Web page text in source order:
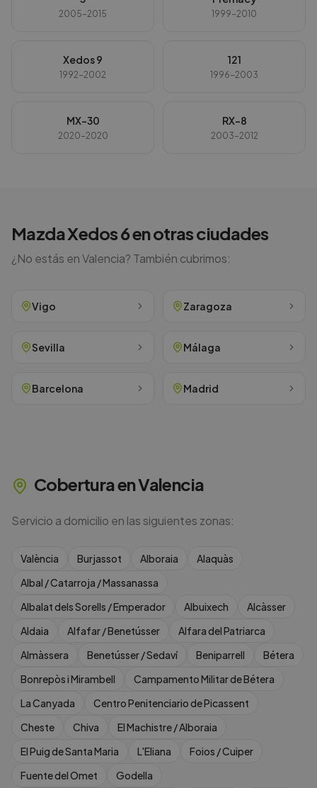
2005-2015 1999-2010
Xedos 9
1992-2002
121
1996-2003
MX-30
2020-2020
RX-8
2003-2012
MazdaXedos 6en otras ciudades
¿No estás enValencia? También cubrimos:
Vigo Zaragoza
Sevilla Málaga
Barcelona Madrid
Cobertura enValencia
Servicio a domicilio en las siguientes zonas:
València Burjassot Alboraia
Alaquàs
Albal / Catarroja / Massanassa
Albalat dels Sorells / Emperador
Albuixech
Alcàsser
Aldaia
Alfafar / Benetússer
Alfara del Patriarca
Almàssera
Benetússer / Sedaví Beniparrell
Bétera
Bonrepòs i Mirambell
Campamento Militar de Bétera
La Canyada
Centro Penitenciario de Picassent
Cheste
Chiva
El Machistre / Alboraia
El Puig de Santa Maria
L'Eliana
Foios / Cuiper
Fuente del Omet
Godella